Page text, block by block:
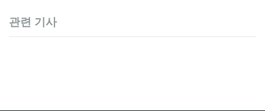
관련 기사